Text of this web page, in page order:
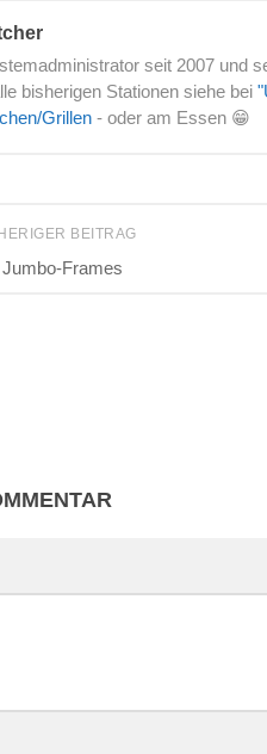
seit 2007 und
bisherigen Stationen siehe bei
Grillen - oder am Essen 😁
BEITRAG
Jumbo-Frames